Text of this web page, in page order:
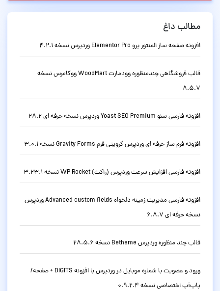
مطالب داغ
افزونه صفحه ساز المنتور پرو Elementor Pro وردپرس نسخه 4.2.1
قالب فروشگاهی چندمنظوره وودمارت WoodMart ووکامرس نسخه
8.5.7
افزونه فارسی سئو Yoast SEO Premium وردپرس نسخه حرفه ای 28.2
افزونه فرم ساز حرفه ای وردپرس گرویتی فرم Gravity Forms نسخه 3.0.1
افزونه فارسی افزایش سرعت وردپرس (راکت) WP Rocket نسخه 3.23.1
افزونه فارسی مدیریت زمینه دلخواه Advanced custom fields وردپرس
نسخه حرفه ای 6.8.7
قالب چند منظوره وردپرس Betheme نسخه 28.5.6
ورود و عضویت با شماره موبایل در وردپرس با افزونه DIGITS + صفحه/
پاپ‌آپ اختصاصی نسخه 0.9.2.4